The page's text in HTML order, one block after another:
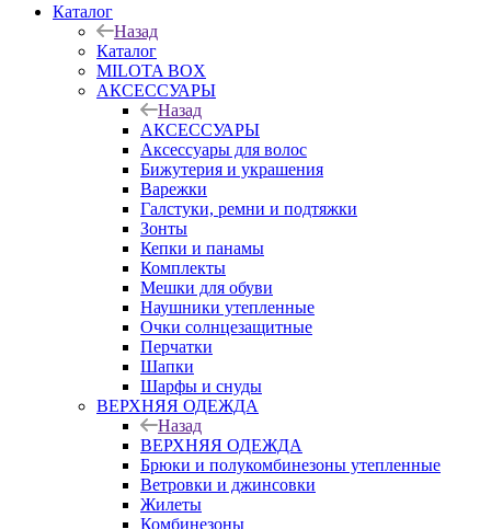
Каталог
Назад
Каталог
MILOTA BOX
АКСЕССУАРЫ
Назад
АКСЕССУАРЫ
Аксессуары для волос
Бижутерия и украшения
Варежки
Галстуки, ремни и подтяжки
Зонты
Кепки и панамы
Комплекты
Мешки для обуви
Наушники утепленные
Очки солнцезащитные
Перчатки
Шапки
Шарфы и снуды
ВЕРХНЯЯ ОДЕЖДА
Назад
ВЕРХНЯЯ ОДЕЖДА
Брюки и полукомбинезоны утепленные
Ветровки и джинсовки
Жилеты
Комбинезоны